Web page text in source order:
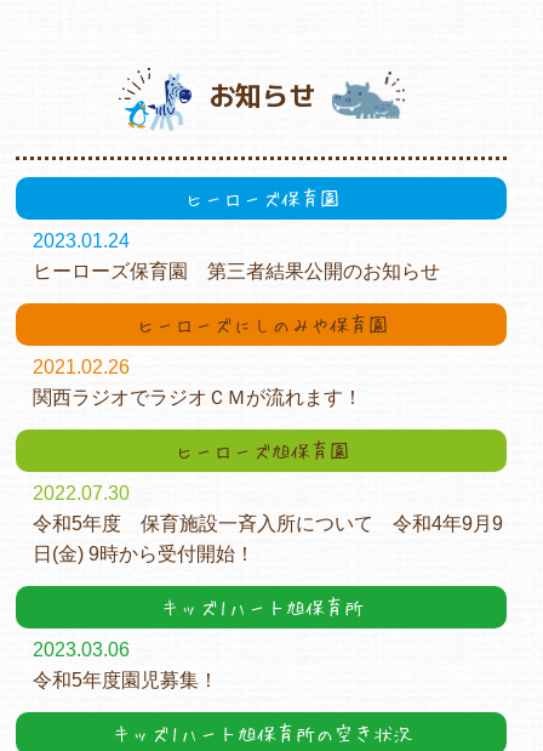
お知らせ
ヒーローズ保育園
2023.01.24
ヒーローズ保育園 第三者結果公開のお知らせ
ヒーローズにしのみや保育園
2021.02.26
関西ラジオでラジオＣＭが流れます！
ヒーローズ旭保育園
2022.07.30
令和5年度 保育施設一斉入所について 令和4年9月9
日(金) 9時から受付開始！
キッズ1ハート旭保育所
2023.03.06
令和5年度園児募集！
キッズ1ハート旭保育所の空き状況